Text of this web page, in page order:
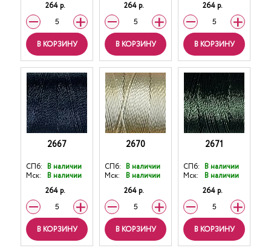
264 р.
В КОРЗИНУ
264 р.
В КОРЗИНУ
264 р.
В КОРЗИНУ
2667
СПб: В наличии
Мск:
В наличии
264 р.
В КОРЗИНУ
2670
СПб: В наличии
Мск:
В наличии
264 р.
В КОРЗИНУ
2671
СПб: В наличии
Мск:
В наличии
264 р.
В КОРЗИНУ